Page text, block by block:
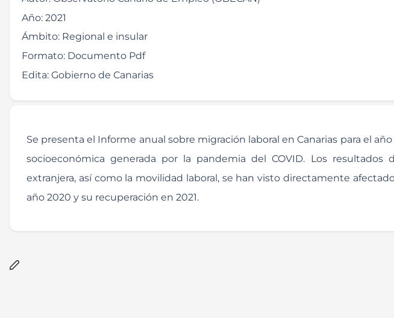
Año: 2021
Ámbito: Regional e insular
Formato: Documento Pdf
Edita: Gobierno de Canarias
Se presenta el Informe anual sobre migración laboral en Canarias para el
socioeconómica generada por la pandemia del COVID. Los
extranjera, así como la movilidad laboral, se han visto directamente
año 2020 y su recuperación en 2021.